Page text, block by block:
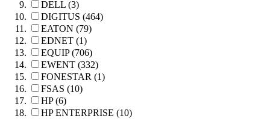
DELL (3)
DIGITUS (464)
EATON (79)
EDNET (1)
EQUIP (706)
EWENT (332)
FONESTAR (1)
FSAS (10)
HP (6)
HP ENTERPRISE (10)